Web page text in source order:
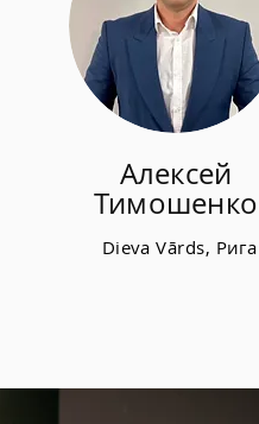
Алексей
Тимошенко
Dieva Vārds, Рига